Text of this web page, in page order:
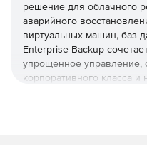
решение для облачного
аварийного
виртуальных машин, баз
Enterprise Backup
упрощенное управление,
корпоративного класса и